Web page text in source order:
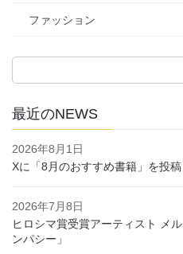
ファッション
最近のNEWS
2026年8月1日
Xに「8月のおすすめ書籍」を投
2026年7月8日
ヒロシマ賞受賞アーティスト メ
ンパシー」